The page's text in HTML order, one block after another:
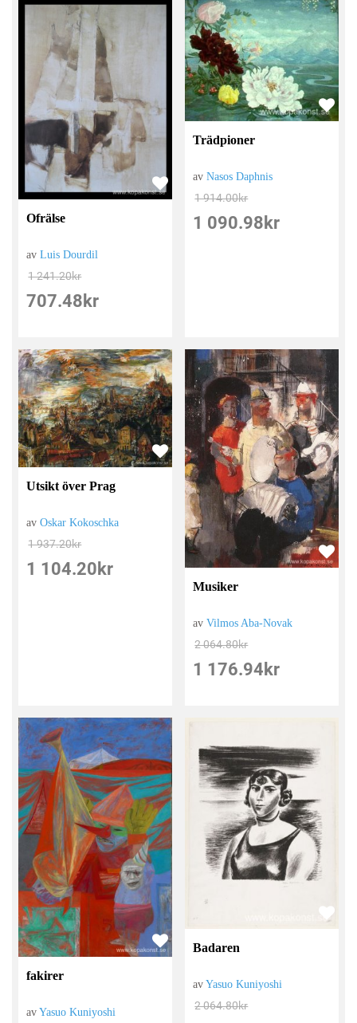
Ofrälse
avLuis Dourdil
1 241.20kr
707.48 kr
Trädpioner
avNasos Daphnis
1 914.00kr
1 090.98 kr
Utsikt över Prag
avOskar Kokoschka
1 937.20kr
1 104.20 kr
Musiker
avVilmos Aba-Novak
2 064.80kr
1 176.94 kr
fakirer
avYasuo Kuniyoshi
Badaren
avYasuo Kuniyoshi
2 064.80kr